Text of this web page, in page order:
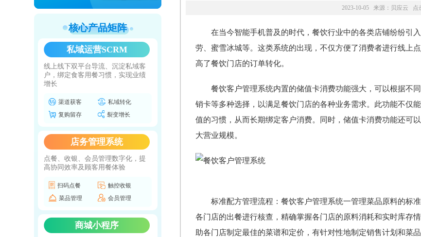
核心产品矩阵
私域运营SCRM
线上线下双平台导流、沉淀私域客
户，绑定食客用餐习惯，实现业绩
增长
渠道获客
私域转化
复购留存
裂变增长
店务管理系统
点餐、收银、会员管理数字化，提
高协同效率及顾客用餐体验
扫码点餐
触控收银
菜品管理
会员管理
商城小程序
2023-10-05 来源： 贝应云 点
在当今智能手机普及的时代，餐饮行业中的各类店铺纷纷引
劳、蜜雪冰城等。这类系统的出现，不仅方便了消费者进行线上
高了餐饮门店的订单转化。
餐饮客户管理系统内置的储值卡消费功能强大，可以根据不
销卡等多种选择，以满足餐饮门店的各种业务需求。此功能不仅
值的习惯，从而长期绑定客户消费。同时，储值卡消费功能还可
大营业规模。
标准配方管理流程：餐饮客户管理系统一管理菜品原料的标
各门店的出餐进行核查，精确掌握各门店的原料消耗和实时库存
助各门店制定最佳的菜谱和定价，有针对性地制定销售计划和菜